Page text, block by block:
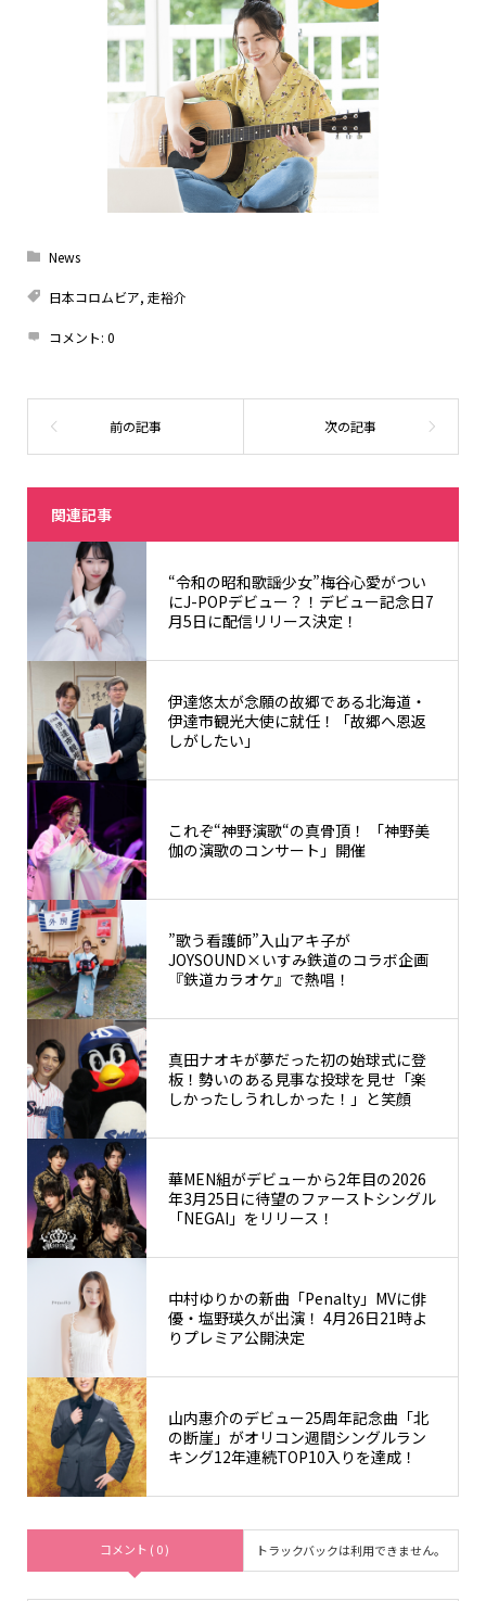
News
日本コロムビア, 走裕介
コメント: 0
関連記事
“令和の昭和歌謡少女”梅谷心愛がつい
にJ-POPデビュー？！デビュー記念日7
月5日に配信リリース決定！
伊達悠太が念願の故郷である北海道・
伊達市観光大使に就任！「故郷へ恩返
しがしたい」
これぞ“神野演歌“の真骨頂！ 「神野美
伽の演歌のコンサート」開催
”歌う看護師”入山アキ子が
JOYSOUND×いすみ鉄道のコラボ企画
『鉄道カラオケ』で熱唱！
真田ナオキが夢だった初の始球式に登
板！勢いのある見事な投球を見せ「楽
しかったしうれしかった！」と笑顔
華MEN組がデビューから2年目の2026
年3月25日に待望のファーストシングル
「NEGAI」をリリース！
中村ゆりかの新曲「Penalty」MVに俳
優・塩野瑛久が出演！ 4月26日21時よ
りプレミア公開決定
山内惠介のデビュー25周年記念曲「北
の断崖」がオリコン週間シングルラン
キング12年連続TOP10入りを達成！
コメント ( 0 ) トラックバックは利用できません。